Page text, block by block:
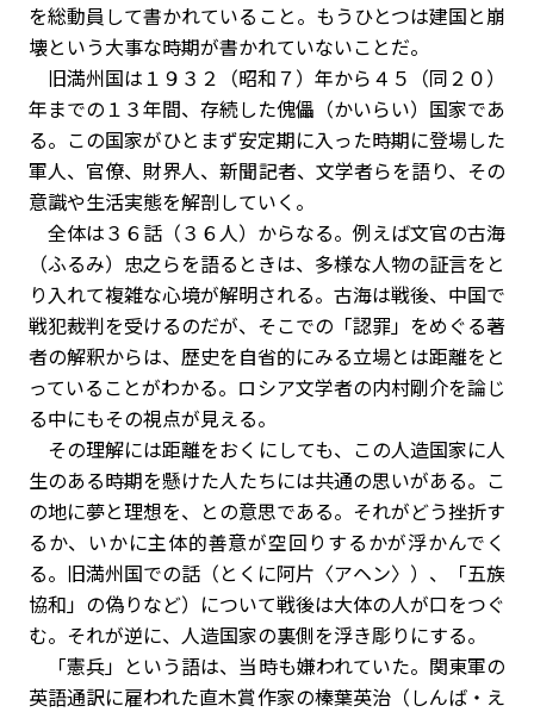
を総動員して書かれていること。もうひとつは建国と崩
壊という大事な時期が書かれていないことだ。
旧満州国は１９３２（昭和７）年から４５（同２０）
年までの１３年間、存続した傀儡（かいらい）国家であ
る。この国家がひとまず安定期に入った時期に登場した
軍人、官僚、財界人、新聞記者、文学者らを語り、その
意識や生活実態を解剖していく。
全体は３６話（３６人）からなる。例えば文官の古海
（ふるみ）忠之らを語るときは、多様な人物の証言をと
り入れて複雑な心境が解明される。古海は戦後、中国で
戦犯裁判を受けるのだが、そこでの「認罪」をめぐる著
者の解釈からは、歴史を自省的にみる立場とは距離をと
っていることがわかる。ロシア文学者の内村剛介を論じ
る中にもその視点が見える。
その理解には距離をおくにしても、この人造国家に人
生のある時期を懸けた人たちには共通の思いがある。こ
の地に夢と理想を、との意思である。それがどう挫折す
るか、いかに主体的善意が空回りするかが浮かんでく
る。旧満州国での話（とくに阿片〈アヘン〉）、「五族
協和」の偽りなど）について戦後は大体の人が口をつぐ
む。それが逆に、人造国家の裏側を浮き彫りにする。
「憲兵」という語は、当時も嫌われていた。関東軍の
英語通訳に雇われた直木賞作家の榛葉英治（しんば・え